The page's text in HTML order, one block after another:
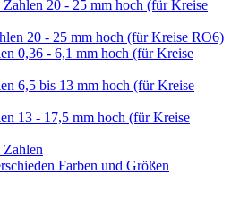
Zahlen 20 - 25 mm hoch (für Kreise
20 - 25 mm hoch (für Kreise RO6)
0,36 - 6,1 mm hoch (für Kreise
6,5 bis 13 mm hoch (für Kreise
13 - 17,5 mm hoch (für Kreise
Zahlen
Farben und Größen